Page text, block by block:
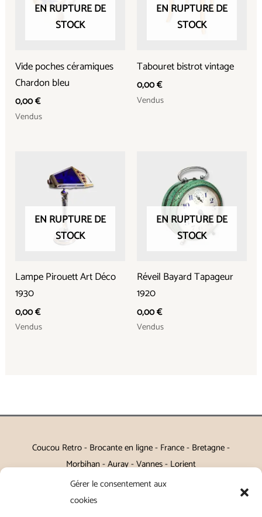
Gérer le consentement aux
cookies
EN RUPTURE DE
STOCK
Vide poches céramiques
Chardon bleu
0,00€
Vendus
EN RUPTURE DE
STOCK
Tabouret bistrot vintage
0,00€
Vendus
EN RUPTURE DE
STOCK
Lampe Pirouett Art Déco
1930
0,00€
Vendus
EN RUPTURE DE
STOCK
Réveil Bayard Tapageur
1920
0,00€
Vendus
Coucou Retro - Brocante en ligne - France - Bretagne -
Morbihan - Auray - Vannes - Lorient
Petits meubles, décoration, miroirs, luminaires, Art de la table